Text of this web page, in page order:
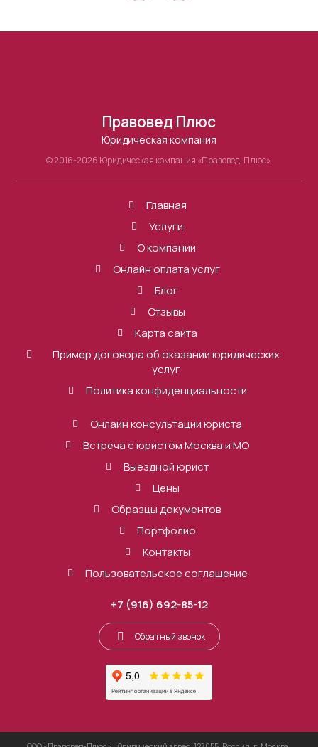
Правовед Плюс
Юридическая компания
© 2016-2026 Юридическая компания «Правовед-Плюс».
Главная
Услуги
О компании
Онлайн оплата услуг
Блог
Отзывы
Карта сайта
Пример договора об оказании юридических
услуг
Политика конфиденциальности
Онлайн консультации юриста
Встреча с юристом Москва и МО
Выездной юрист
Цены
Образцы документов
Портфолио
Контакты
Пользовательское соглашение
+7 (916) 692-85-12
Обратный звонок